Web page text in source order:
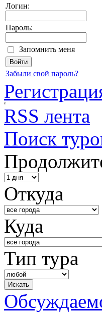
Логин:
Пароль:
Запомнить меня
Забыли свой пароль?
RSS лента
Поиск
Откуда
Куда
Тип тура